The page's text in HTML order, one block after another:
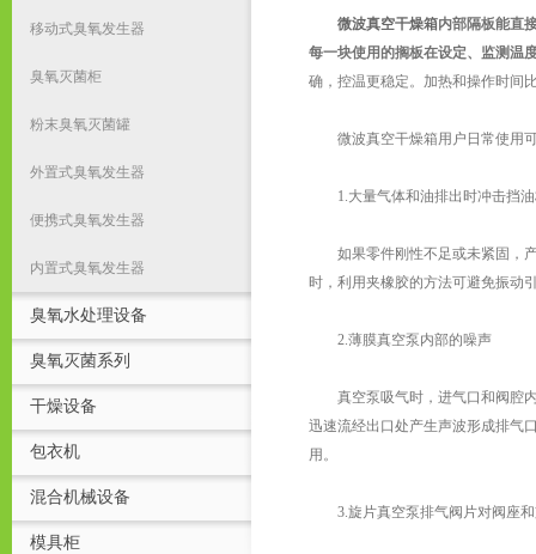
移动式臭氧发生器
臭氧灭菌柜
粉末臭氧灭菌罐
外置式臭氧发生器
便携式臭氧发生器
内置式臭氧发生器
臭氧水处理设备
臭氧灭菌系列
干燥设备
包衣机
混合机械设备
模具柜
微波真空干燥箱内部隔板能直
每一块使用的搁板在设定、监测温
确，控温更稳定。加热和操作时间
微波真空干燥箱用户日常使用可
1.大量气体和油排出时冲击挡油
如果零件刚性不足或未紧固，产
时，利用夹橡胶的方法可避免振动
2.薄膜真空泵内部的噪声
真空泵吸气时，进气口和阀腔内
迅速流经出口处产生声波形成排气
用。
3.旋片真空泵排气阀片对阀座和